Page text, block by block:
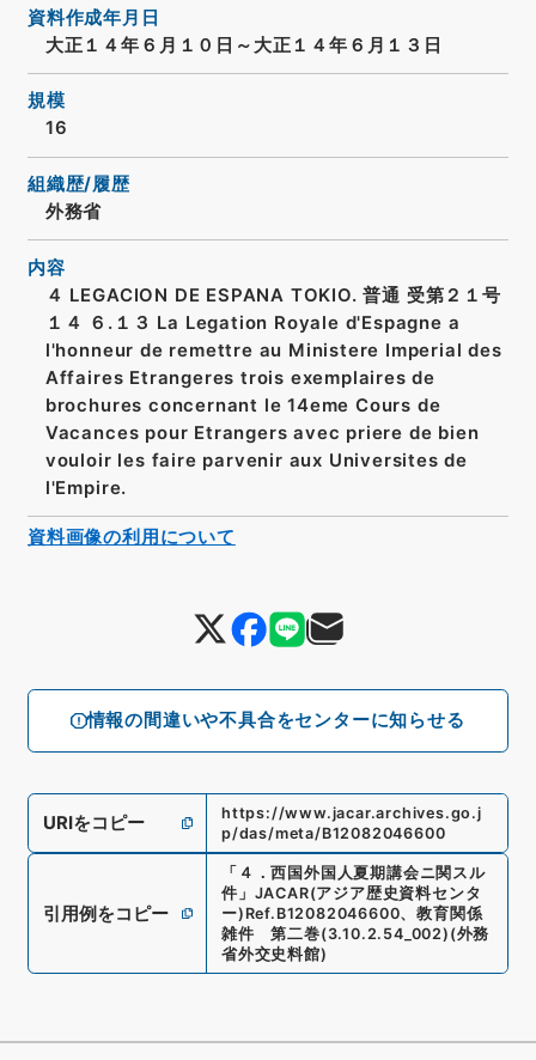
情報の間違いや不具合をセンターに知らせる
資料作成年月日
大正１４年６月１０日～大正１４年６月１３日
規模
16
組織歴/履歴
外務省
内容
４ LEGACION DE ESPANA TOKIO. 普通 受第２１号
１４ ６.１３ La Legation Royale d'Espagne a
l'honneur de remettre au Ministere Imperial des
Affaires Etrangeres trois exemplaires de
brochures concernant le 14eme Cours de
Vacances pour Etrangers avec priere de bien
vouloir les faire parvenir aux Universites de
l'Empire.
URIをコピー
https://www.jacar.archives.go.j
p/das/meta/B12082046600
引用例をコピー
「 ４．西国外国人夏期講会ニ関スル
件 」 JACAR(アジア歴史資料センタ
ー) Ref. B12082046600、教育関係
雑件 第二巻(3.10.2.54_002) (外務
省外交史料館)
資料画像の利用について